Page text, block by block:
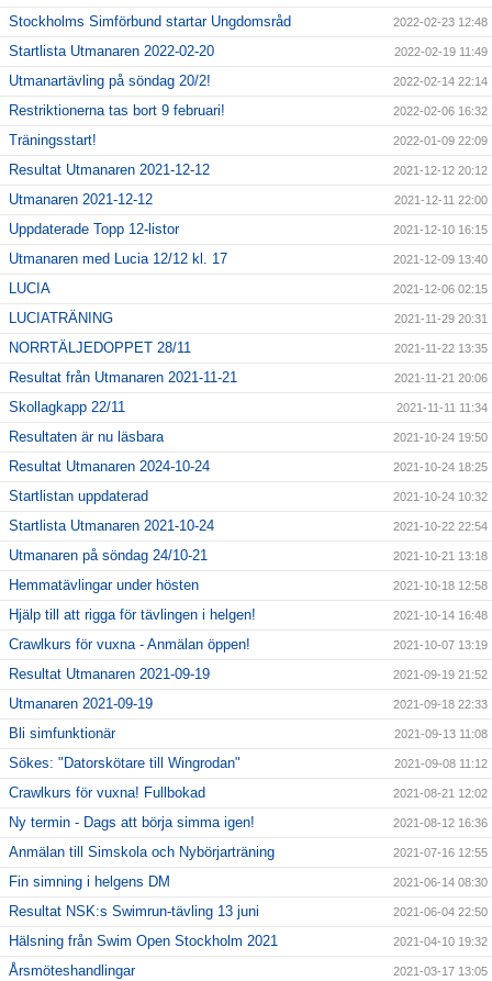
Stockholms Simförbund startar Ungdomsråd
2022-02-23 12:48
Startlista Utmanaren 2022-02-20 2022-02-19 11:49
Utmanartävling på söndag 20/2! 2022-02-14 22:14
Restriktionerna tas bort 9 februari! 2022-02-06 16:32
Träningsstart! 2022-01-09 22:09
Resultat Utmanaren 2021-12-12 2021-12-12 20:12
Utmanaren 2021-12-12 2021-12-11 22:00
Uppdaterade Topp 12-listor 2021-12-10 16:15
Utmanaren med Lucia 12/12 kl. 17 2021-12-09 13:40
LUCIA 2021-12-06 02:15
LUCIATRÄNING 2021-11-29 20:31
NORRTÄLJEDOPPET 28/11 2021-11-22 13:35
Resultat från Utmanaren 2021-11-21 2021-11-21 20:06
Skollagkapp 22/11 2021-11-11 11:34
Resultaten är nu läsbara 2021-10-24 19:50
Resultat Utmanaren 2024-10-24 2021-10-24 18:25
Startlistan uppdaterad 2021-10-24 10:32
Startlista Utmanaren 2021-10-24 2021-10-22 22:54
Utmanaren på söndag 24/10-21 2021-10-21 13:18
Hemmatävlingar under hösten 2021-10-18 12:58
Hjälp till att rigga för tävlingen i helgen! 2021-10-14 16:48
Crawlkurs för vuxna - Anmälan öppen! 2021-10-07 13:19
Resultat Utmanaren 2021-09-19 2021-09-19 21:52
Utmanaren 2021-09-19 2021-09-18 22:33
Bli simfunktionär 2021-09-13 11:08
Sökes: "Datorskötare till Wingrodan" 2021-09-08 11:12
Crawlkurs för vuxna! Fullbokad 2021-08-21 12:02
Ny termin - Dags att börja simma igen! 2021-08-12 16:36
Anmälan till Simskola och Nybörjarträning 2021-07-16 12:55
Fin simning i helgens DM 2021-06-14 08:30
Resultat NSK:s Swimrun-tävling 13 juni 2021-06-04 22:50
Hälsning från Swim Open Stockholm 2021 2021-04-10 19:32
Årsmöteshandlingar 2021-03-17 13:05